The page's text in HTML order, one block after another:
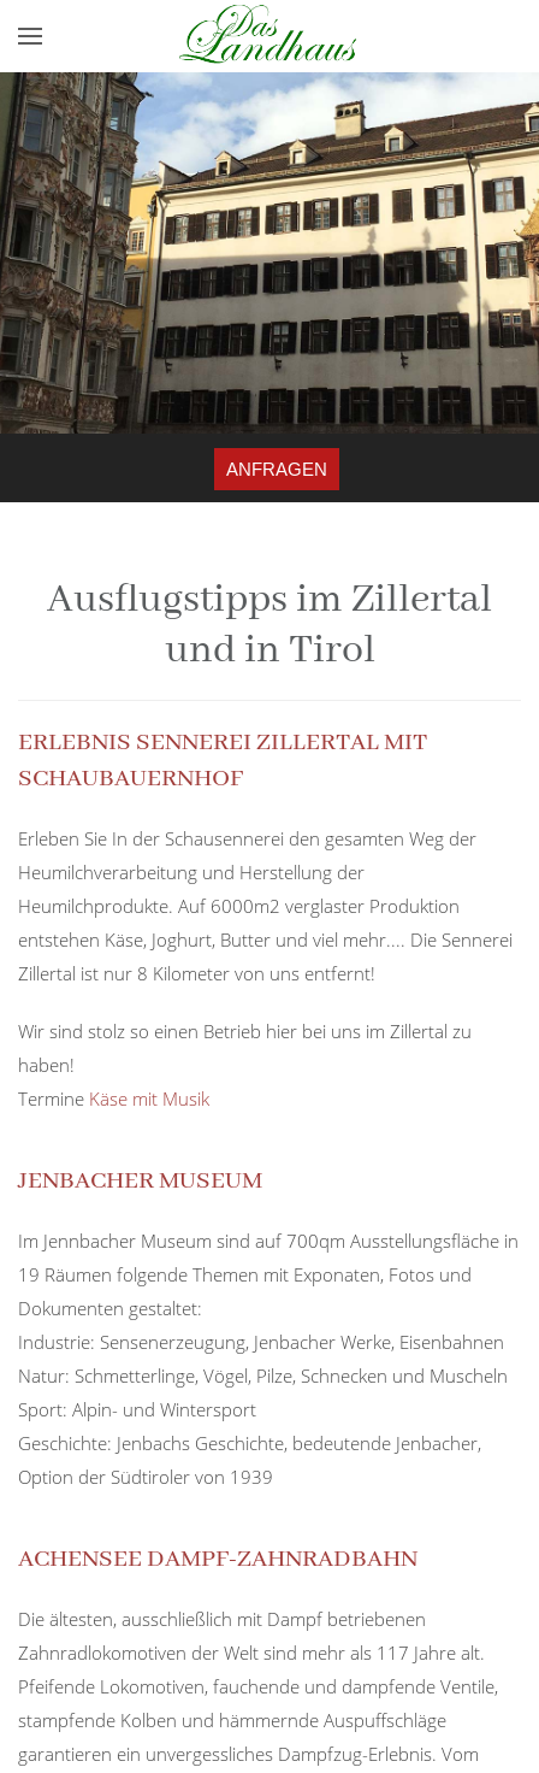
Ausflugstipps im Zillertal
und in Tirol
ERLEBNIS SENNEREI ZILLERTAL MIT
SCHAUBAUERNHOF
Erleben Sie In der Schausennerei den gesamten Weg der
Heumilchverarbeitung und Herstellung der
Heumilchprodukte. Auf 6000m2 verglaster Produktion
entstehen Käse, Joghurt, Butter und viel mehr.... Die Sennerei
Zillertal ist nur 8 Kilometer von uns entfernt!
Wir sind stolz so einen Betrieb hier bei uns im Zillertal zu
haben!
Termine Käse mit Musik
JENBACHER MUSEUM
Im Jennbacher Museum sind auf 700qm Ausstellungsfläche in
19 Räumen folgende Themen mit Exponaten, Fotos und
Dokumenten gestaltet:
Industrie: Sensenerzeugung, Jenbacher Werke, Eisenbahnen
Natur: Schmetterlinge, Vögel, Pilze, Schnecken und Muscheln
Sport: Alpin- und Wintersport
Geschichte: Jenbachs Geschichte, bedeutende Jenbacher,
Option der Südtiroler von 1939
ACHENSEE DAMPF-ZAHNRADBAHN
Die ältesten, ausschließlich mit Dampf betriebenen
Zahnradlokomotiven der Welt sind mehr als 117 Jahre alt.
Pfeifende Lokomotiven, fauchende und dampfende Ventile,
stampfende Kolben und hämmernde Auspuffschläge
garantieren ein unvergessliches Dampfzug-Erlebnis. Vom